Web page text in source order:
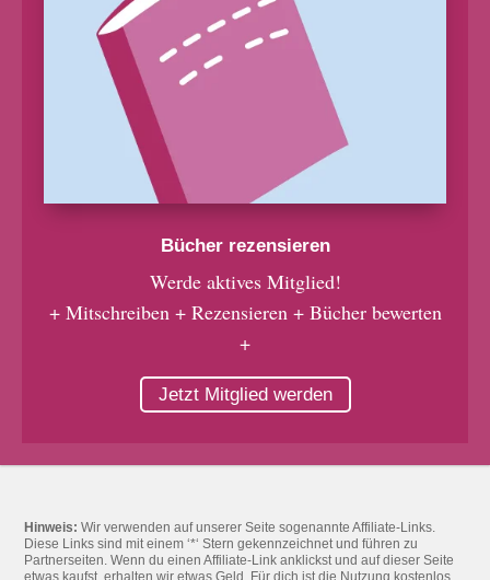
Bücher rezensieren
Werde aktives Mitglied!
+ Mitschreiben + Rezensieren + Bücher bewerten
+
Jetzt Mitglied werden
Hinweis: Wir verwenden auf unserer Seite sogenannte Affiliate-Links.
Diese Links sind mit einem ‘*‘ Stern gekennzeichnet und führen zu
Partnerseiten. Wenn du einen Affiliate-Link anklickst und auf dieser Seite